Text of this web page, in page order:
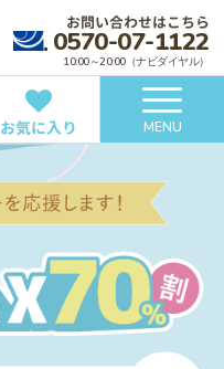
お問い合わせはこちら
0570-07-1122
10:00～20:00（ナビダイヤル）
お気に入り MENU